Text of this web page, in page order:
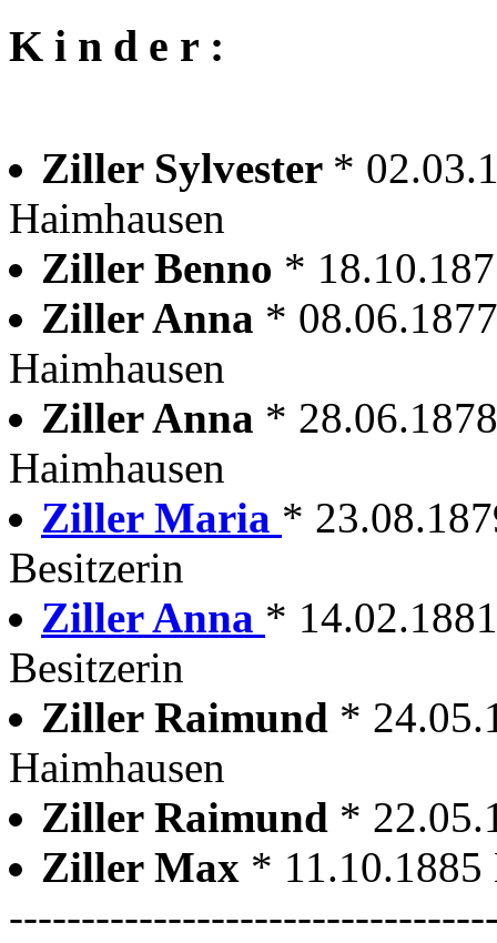
K i n d e r :
Ziller Sylvester *
Haimhausen
Ziller Benno *
Ziller Anna *
Haimhausen
Ziller Anna *
Haimhausen
Ziller Maria *
Besitzerin
Ziller Anna *
Besitzerin
Ziller Raimund *
Haimhausen
Ziller Raimund *
Ziller Max * 11.10.1885